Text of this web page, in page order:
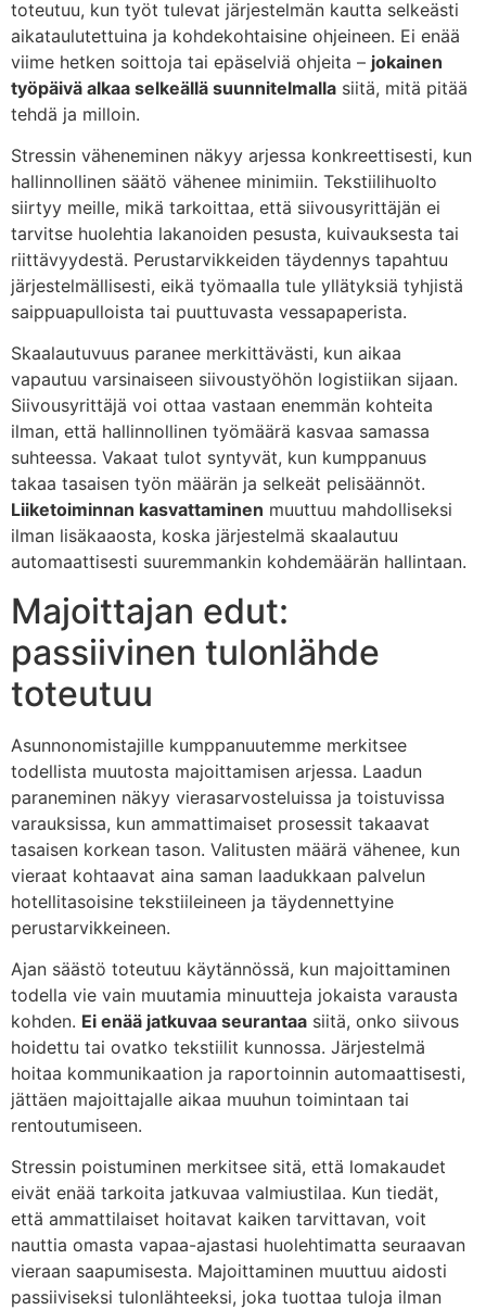
toteutuu, kun työt tulevat järjestelmän kautta selkeästi
aikataulutettuina ja kohdekohtaisine ohjeineen. Ei enää
viime hetken soittoja tai epäselviä ohjeita – jokainen
työpäivä alkaa selkeällä suunnitelmalla siitä, mitä pitää
tehdä ja milloin.
Stressin väheneminen näkyy arjessa konkreettisesti, kun
hallinnollinen säätö vähenee minimiin. Tekstiilihuolto
siirtyy meille, mikä tarkoittaa, että siivousyrittäjän ei
tarvitse huolehtia lakanoiden pesusta, kuivauksesta tai
riittävyydestä. Perustarvikkeiden täydennys tapahtuu
järjestelmällisesti, eikä työmaalla tule yllätyksiä tyhjistä
saippuapulloista tai puuttuvasta vessapaperista.
Skaalautuvuus paranee merkittävästi, kun aikaa
vapautuu varsinaiseen siivoustyöhön logistiikan sijaan.
Siivousyrittäjä voi ottaa vastaan enemmän kohteita
ilman, että hallinnollinen työmäärä kasvaa samassa
suhteessa. Vakaat tulot syntyvät, kun kumppanuus
takaa tasaisen työn määrän ja selkeät pelisäännöt.
Liiketoiminnan kasvattaminen muuttuu mahdolliseksi
ilman lisäkaaosta, koska järjestelmä skaalautuu
automaattisesti suuremmankin kohdemäärän hallintaan.
Majoittajan edut:
passiivinen tulonlähde
toteutuu
Asunnonomistajille kumppanuutemme merkitsee
todellista muutosta majoittamisen arjessa. Laadun
paraneminen näkyy vierasarvosteluissa ja toistuvissa
varauksissa, kun ammattimaiset prosessit takaavat
tasaisen korkean tason. Valitusten määrä vähenee, kun
vieraat kohtaavat aina saman laadukkaan palvelun
hotellitasoisine tekstiileineen ja täydennettyine
perustarvikkeineen.
Ajan säästö toteutuu käytännössä, kun majoittaminen
todella vie vain muutamia minuutteja jokaista varausta
kohden. Ei enää jatkuvaa seurantaa siitä, onko siivous
hoidettu tai ovatko tekstiilit kunnossa. Järjestelmä
hoitaa kommunikaation ja raportoinnin automaattisesti,
jättäen majoittajalle aikaa muuhun toimintaan tai
rentoutumiseen.
Stressin poistuminen merkitsee sitä, että lomakaudet
eivät enää tarkoita jatkuvaa valmiustilaa. Kun tiedät,
että ammattilaiset hoitavat kaiken tarvittavan, voit
nauttia omasta vapaa-ajastasi huolehtimatta seuraavan
vieraan saapumisesta. Majoittaminen muuttuu aidosti
passiiviseksi tulonlähteeksi, joka tuottaa tuloja ilman